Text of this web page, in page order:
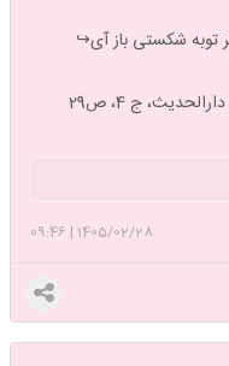
توبه شکستی باز آی↪️
1405/02/28
|
09:46